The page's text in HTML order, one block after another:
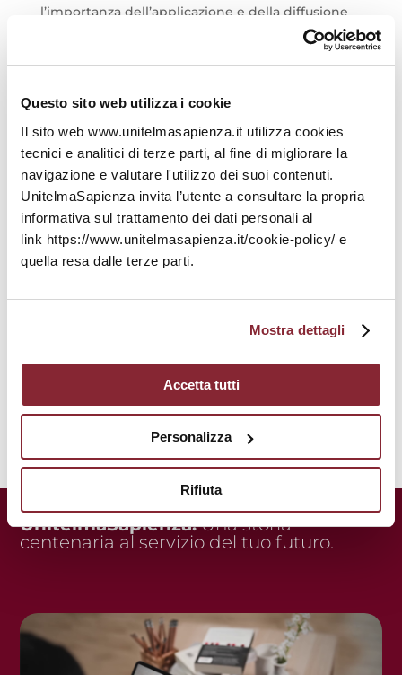
Questo sito web utilizza i cookie
Il sito web www.unitelmasapienza.it utilizza cookies
tecnici e analitici di terze parti, al fine di migliorare la
navigazione e valutare l'utilizzo dei suoi contenuti.
UnitelmaSapienza invita l’utente a consultare la propria
informativa sul trattamento dei dati personali al
link https://www.unitelmasapienza.it/cookie-policy/ e
quella resa dalle terze parti.
Mostra dettagli
Accetta tutti
Personalizza
Rifiuta
l’importanza dell’applicazione e della diffusione
di dette Linee Guida per incoraggiare i contributi
positivi che le imprese possono apportare al
riducendo conseguentemente al minimo gli
UnitelmaSapienza.Una storia
centenaria al servizio del tuo futuro.